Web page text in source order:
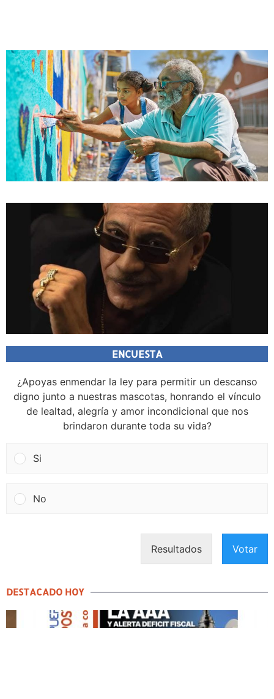
ENCUESTA
¿Apoyas enmendar la ley para permitir un descanso
digno junto a nuestras mascotas, honrando el vínculo
de lealtad, alegría y amor incondicional que nos
brindaron durante toda su vida?
Si
No
Resultados Votar
DESTACADO HOY